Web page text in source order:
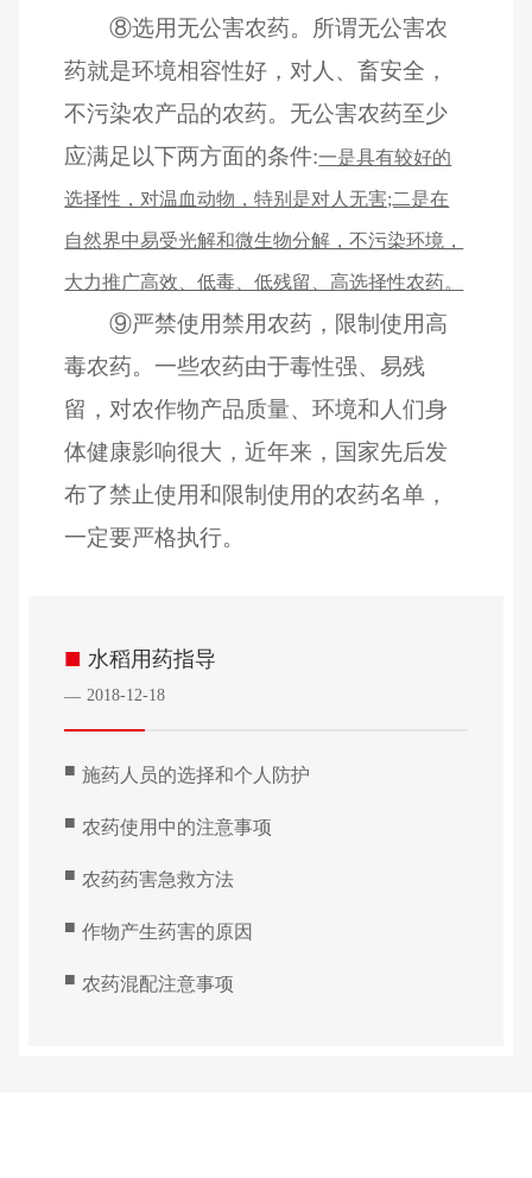
⑧选用无公害农药。所谓无公害农
药就是环境相容性好，对人、畜安全，
不污染农产品的农药。无公害农药至少
应满足以下两方面的条件:一是具有较好的
选择性，对温血动物，特别是对人无害;二是在
自然界中易受光解和微生物分解，不污染环境，
大力推广高效、低毒、低残留、高选择性农药。
⑨严禁使用禁用农药，限制使用高
毒农药。一些农药由于毒性强、易残
留，对农作物产品质量、环境和人们身
体健康影响很大，近年来，国家先后发
布了禁止使用和限制使用的农药名单，
一定要严格执行。
■ 水稻用药指导
— 2018-12-18
■ 施药人员的选择和个人防护
■ 农药使用中的注意事项
■ 农药药害急救方法
■ 作物产生药害的原因
■ 农药混配注意事项